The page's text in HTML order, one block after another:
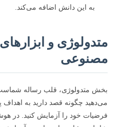
به این دانش اضافه می‌کند.
و ابزارهای
متدولوژی، قلب رساله شماست که در
چگونه قصد دارید به اهداف
خود را آزمایش کنید. در هوش